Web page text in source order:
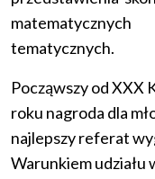
tematycznych.
Począwszy od
roku nagroda dla
najlepszy referat
Warunkiem udziału